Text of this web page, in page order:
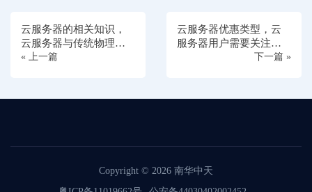
云服务器的相关知识，
云服务器与传统物理服
务器相比有哪些优势？
« 上一篇
云服务器优惠类型，云
服务器用户需要关注的
下一篇 »
Copyright © 2026 南华中天